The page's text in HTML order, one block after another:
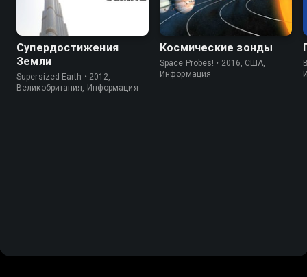
Супердостижения
Земли
Supersized Earth • 2012,
Великобритания, Информация
Космические зонды
Space Probes! • 2016, США,
Информация